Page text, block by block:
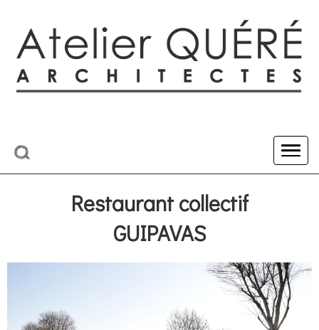
Restaurant collectif
GUIPAVAS